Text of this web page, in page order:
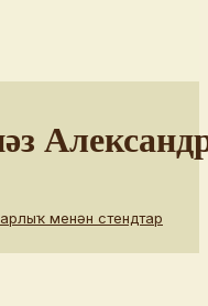
менән стендтар